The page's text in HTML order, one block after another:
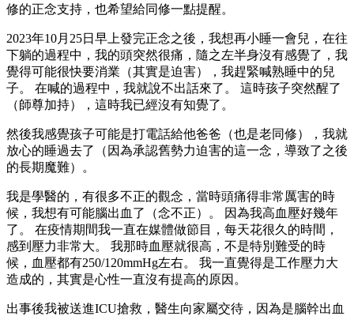
修的正念支持，也希望給同修一點提醒。
2023年10月25日早上發完正念之後，我想再小睡一會兒，在往
下躺的過程中，我的頭突然很痛，隨之左半身沒有感覺了，我
覺得可能很快要消業（其實是迫害），我趕緊喊熟睡中的兒
子。 在喊的過程中，我就說不出話來了。 這時孩子突然醒了
（師尊加持），這時我已經沒有知覺了。
然後我感覺孩子可能是打電話給他爸爸（也是老同修），我就
放心的睡過去了（因為承認舊勢力迫害的這一念，導致了之後
的長期魔難）。
我是學醫的，有很多不正的觀念，當時頭痛得非常厲害的時
候，我想有可能腦出血了（念不正）。 因為我高血壓好幾年
了。 在疫情期間我一直在媒體做節目，每天花很久的時間，
感到壓力非常大。 我那時血壓就很高，不是特別難受的時
候，血壓都有250/120mmHg左右。 我一直覺得是工作壓力大
造成的，其實是心性一直沒有提高的原因。
出事後我被送進ICU搶救，醫生向家屬交待，因為是腦幹出血